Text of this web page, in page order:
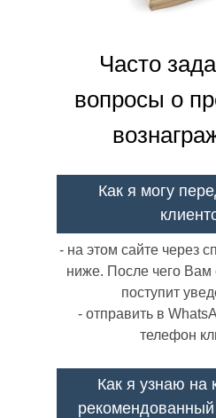
Как я узнаю на
Как я могу
- на этом сайте через
ниже. После чего Вам
поступит
- отправить в
телефон
Часто
вопросы о